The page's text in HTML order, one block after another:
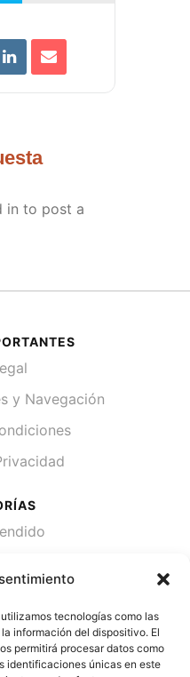
tecnologías como las
información del dispositivo. El
permitirá procesar datos como
identificaciones únicas en este
in to post a
y Navegación
de agua